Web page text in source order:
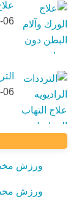
06
06
ورزش
ورزش